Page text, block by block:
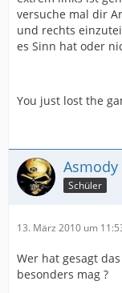
versuche mal dir
und rechts
es Sinn hat oder
You just lost the
Asmody
Schüler
13. März 2010 um
Wer hat gesagt
besonders mag ?